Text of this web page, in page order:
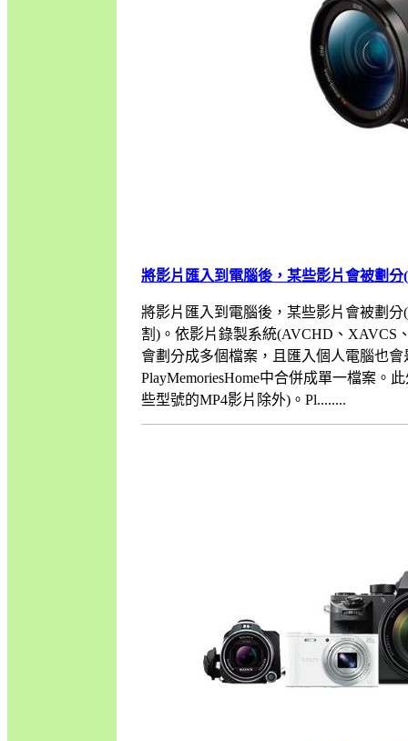
將影片匯入到電腦後，某些影片會被劃分
將影片匯入到電腦後，某些影片會被劃
割)。依影片錄製系統(AVCHD、XAVCS
會劃分成多個檔案，且匯入個人電腦也
PlayMemoriesHome中合併成單一檔案。
些型號的MP4影片除外)。Pl........